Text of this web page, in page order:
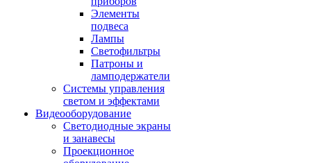
Элементы
подвеса
Лампы
Светофильтры
Патроны и
ламподержатели
Системы управления
светом и эффектами
Видеооборудование
Светодиодные экраны
и занавесы
Проекционное